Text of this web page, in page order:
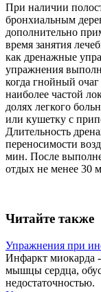
При наличии
бронхиальным
дополнительно
время занятия
как дренажные
упражнения
когда гнойный
наиболее частой
долях легкого
или кушетку с
Длительность
переносимости
мин. После
отдых не менее 30
Читайте также
Упражнения при
Инфаркт миокарда
мышцы сердца,
недостаточностью.